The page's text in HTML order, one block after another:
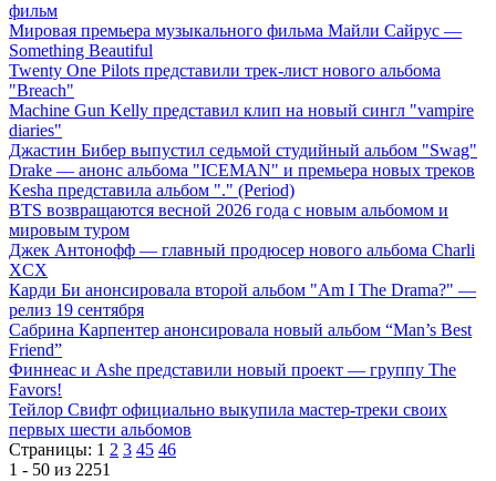
фильм
Мировая премьера музыкального фильма Майли Сайрус —
Something Beautiful
Twenty One Pilots представили трек-лист нового альбома
"Breach"
Machine Gun Kelly представил клип на новый сингл "vampire
diaries"
Джастин Бибер выпустил седьмой студийный альбом "Swag"
Drake — анонс альбома "ICEMAN" и премьера новых треков
Kesha представила альбом "." (Period)
BTS возвращаются весной 2026 года с новым альбомом и
мировым туром
Джек Антонофф — главный продюсер нового альбома Charli
XCX
Карди Би анонсировала второй альбом "Am I The Drama?" —
релиз 19 сентября
Сабрина Карпентер анонсировала новый альбом “Man’s Best
Friend”
Финнеас и Ashe представили новый проект — группу The
Favors!
Тейлор Свифт официально выкупила мастер-треки своих
первых шести альбомов
Страницы: 1 2 3 45 46
1 - 50 из 2251